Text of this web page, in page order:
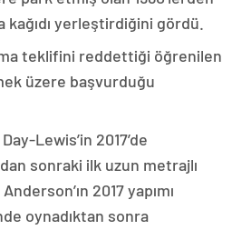
kağıdı yerleştirdiğini gördü.
teklifini reddettiği öğrenilen
üzere başvurduğu
Lewis’in 2017’de
sonraki ilk uzun metrajlı
2017 yapımı
oynadıktan sonra